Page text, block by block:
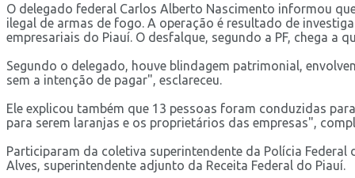
O delegado federal Carlos Alberto Nascimento informou
ilegal de armas de fogo. A operação é resultado de
empresariais do Piauí. O desfalque, segundo a PF, chega a
Segundo o delegado, houve blindagem patrimonial,
sem a intenção de pagar", esclareceu.
Ele explicou também que 13 pessoas foram conduzidas
para serem laranjas e os proprietários das empresas",
Participaram da coletiva superintendente da Polícia
Alves, superintendente adjunto da Receita Federal do Piauí.